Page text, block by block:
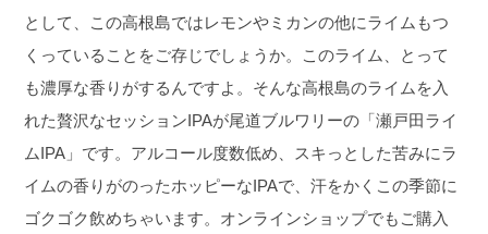
として、この高根島ではレモンやミカンの他にライムもつ
くっていることをご存じでしょうか。このライム、とって
も濃厚な香りがするんですよ。そんな高根島のライムを入
れた贅沢なセッションIPAが尾道ブルワリーの「瀬戸田ライ
ムIPA」です。アルコール度数低め、スキっとした苦みにラ
イムの香りがのったホッピーなIPAで、汗をかくこの季節に
ゴクゴク飲めちゃいます。オンラインショップでもご購入